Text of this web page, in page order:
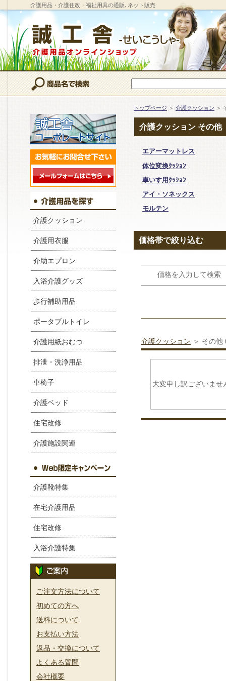
介護用品・介護住改・福祉用具の通販､ネット販売
介護クッション
介護用衣服
介助エプロン
入浴介護グッズ
歩行補助用品
ポータブルトイレ
介護用紙おむつ
排泄・洗浄用品
車椅子
介護ベッド
住宅改修
介護施設関連
介護靴特集
在宅介護用品
住宅改修
入浴介護特集
ご注文方法について
初めての方へ
送料について
お支払い方法
返品・交換について
よくある質問
会社概要
トップページ ＞ 介護クッション ＞
介護クッション その他
エアーマットレス
体位変換ｸｯｼｮﾝ
車いす用ｸｯｼｮﾝ
アイ・ソネックス
モルテン
価格帯で絞り込む
価格を入力して検
介護クッション ＞ その他
大変申し訳ございま